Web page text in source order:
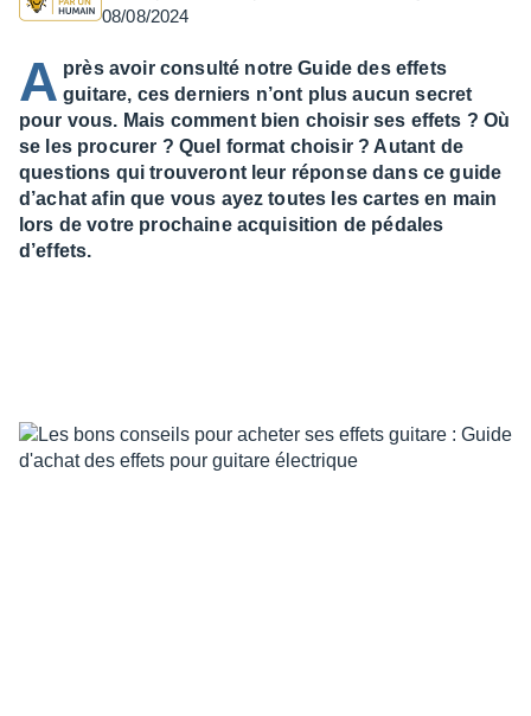
08/08/2024
A près avoir consulté notre Guide des effets
guitare, ces derniers n’ont plus aucun secret
pour vous. Mais comment bien choisir ses effets ? Où
se les procurer ? Quel format choisir ? Autant de
questions qui trouveront leur réponse dans ce guide
d’achat afin que vous ayez toutes les cartes en main
lors de votre prochaine acquisition de pédales
d’effets.